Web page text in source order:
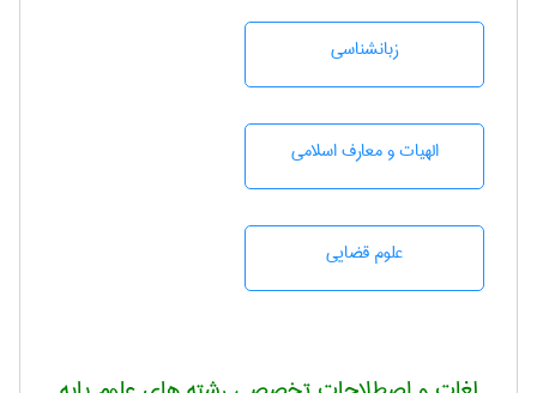
زبانشناسی
الهیات و معارف اسلامی
علوم قضایی